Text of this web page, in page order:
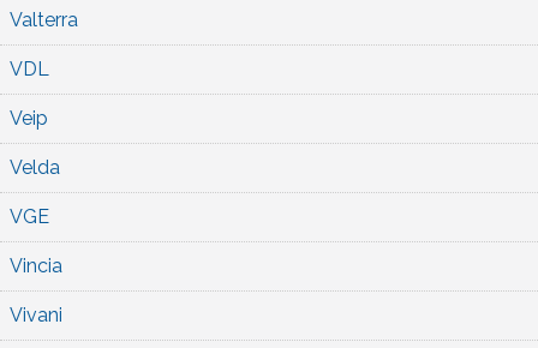
Valterra
VDL
Veip
Velda
VGE
Vincia
Vivani